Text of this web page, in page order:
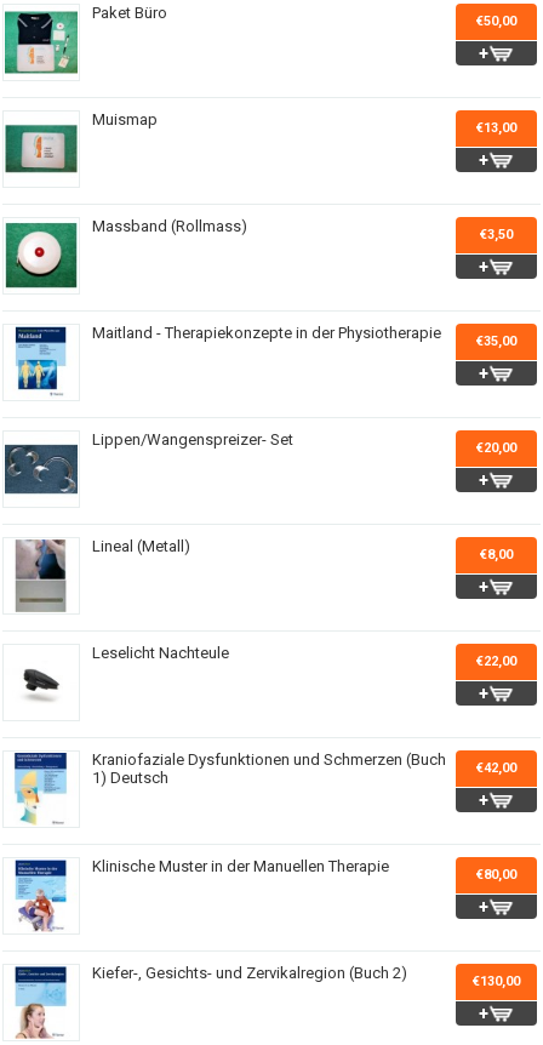
Paket Büro €50,00
Muismap €13,00
Massband (Rollmass) €3,50
Maitland - Therapiekonzepte in der Physiotherapie €35,00
Lippen/Wangenspreizer- Set €20,00
Lineal (Metall) €8,00
Leselicht Nachteule €22,00
Kraniofaziale Dysfunktionen und Schmerzen (Buch
1) Deutsch
€42,00
Klinische Muster in der Manuellen Therapie €80,00
Kiefer-, Gesichts- und Zervikalregion (Buch 2) €130,00